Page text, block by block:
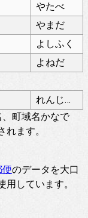
やたべ
やまだ
よしふく
よねだ
れんじょうじ
町域名かなで
ます。
便のデータを大口
しています。